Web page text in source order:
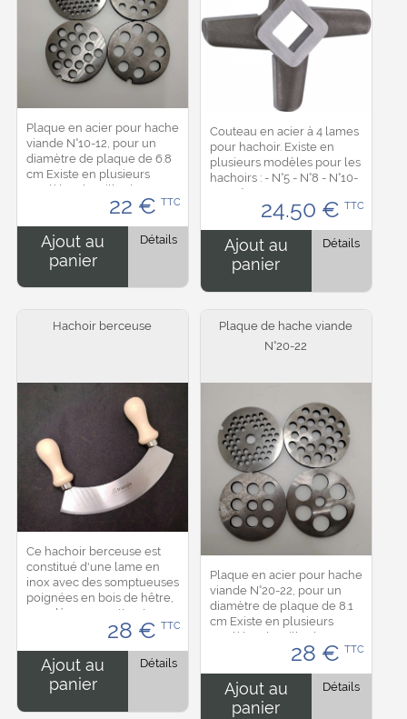
Plaque en acier pour hache
viande N°10-12, pour un
diamètre de plaque de 6.8
cm Existe en plusieurs
modèles de taille de trou : -
4.5 mm - 8 mm - 10 mm - 12
22 € TTC
Ajout au
panier
Détails
Couteau en acier à 4 lames
pour hachoir. Existe en
plusieurs modèles pour les
hachoirs : - N°5 - N°8 - N°10-
12 - N°20-22 ...
24.50 € TTC
Ajout au
panier
Détails
Hachoir berceuse
Ce hachoir berceuse est
constitué d'une lame en
inox avec des somptueuses
poignées en bois de hêtre,
une découpe nette et
précise. Dimension : lame
28 € TTC
Ajout au
panier
Détails
Plaque de hache viande
N°20-22
Plaque en acier pour hache
viande N°20-22, pour un
diamètre de plaque de 8.1
cm Existe en plusieurs
modèles de taille de trou : -
6 mm - 10 mm - 15 mm - 20
28 € TTC
Ajout au
panier
Détails